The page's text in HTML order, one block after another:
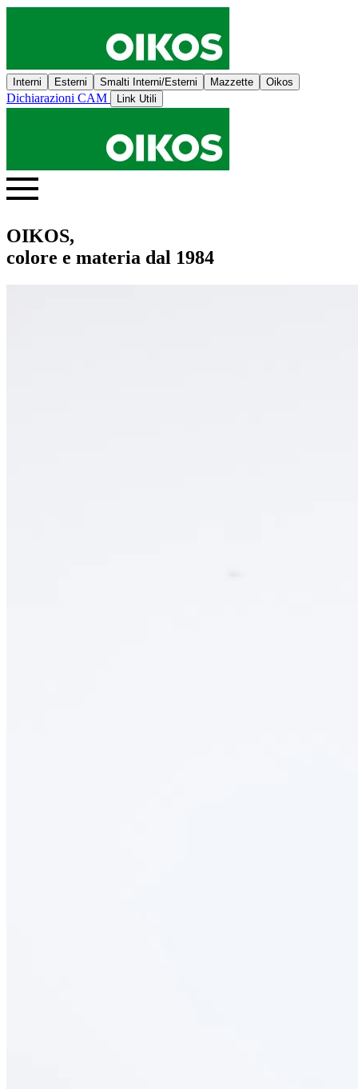
Interni Esterni Smalti Interni/Esterni Mazzette Oikos
Dichiarazioni CAM Link Utili
OIKOS,
colore e materia dal 1984